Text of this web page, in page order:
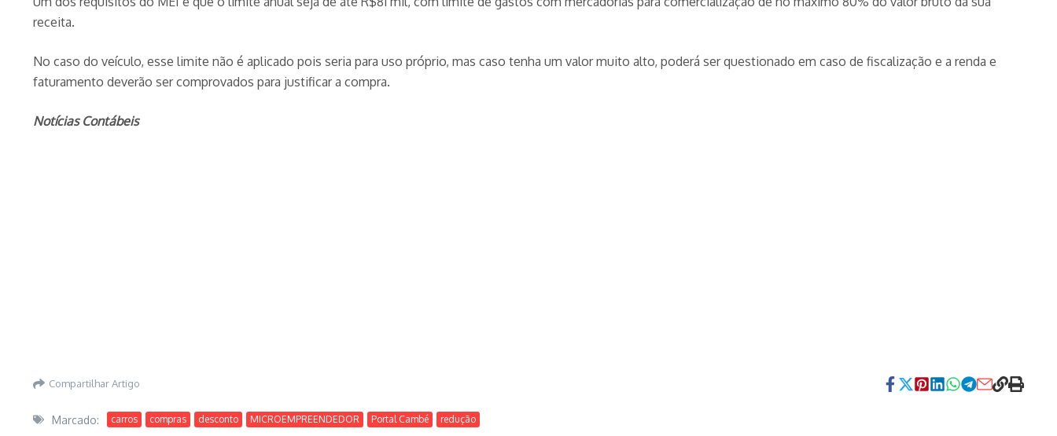
receita.
No caso do veículo, esse limite não é aplicado pois seria para uso próprio, mas caso tenha um valor muito alto, poderá ser questionado em caso de fiscalização e a renda e
faturamento deverão ser comprovados para justificar a compra.
Notícias Contábeis
Compartilhar Artigo
Marcado: carros compras desconto MICROEMPREENDEDOR Portal Cambé redução